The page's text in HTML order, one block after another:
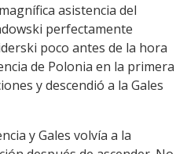
asistencia del
perfectamente
poco antes de la hora
de Polonia en la primera
y descendió a la Gales
y Gales volvía a la